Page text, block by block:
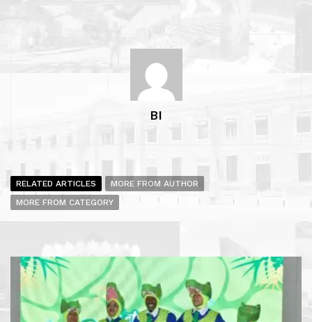
BI
RELATED ARTICLES
MORE FROM AUTHOR
MORE FROM CATEGORY